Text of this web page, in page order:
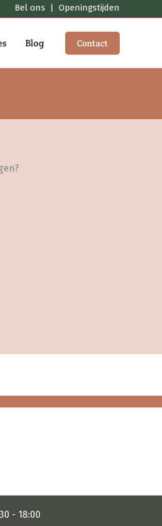
Bel ons | Openingstijden
Blog Contact
- 18:00